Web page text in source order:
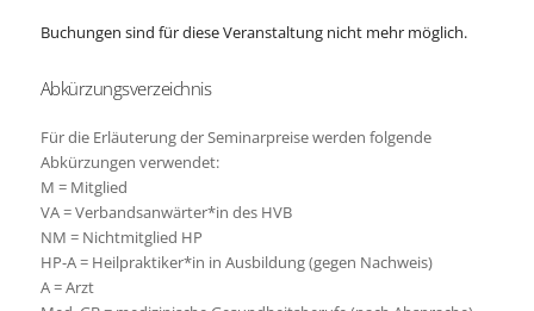
Buchungen sind für diese Veranstaltung nicht mehr möglich.
Abkürzungsverzeichnis
Für die Erläuterung der Seminarpreise werden folgende
Abkürzungen verwendet:
M = Mitglied
VA = Verbandsanwärter*in des HVB
NM = Nichtmitglied HP
HP-A = Heilpraktiker*in in Ausbildung (gegen Nachweis)
A = Arzt